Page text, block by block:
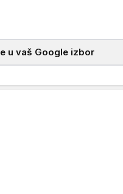
u vaš Google izbor